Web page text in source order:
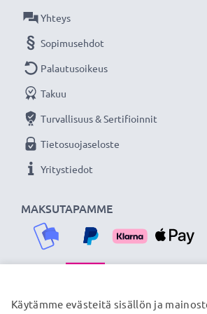
★3 vuoden takuu
Olemme vuonna 2004 perustettu
siksi tarjoamme 36 kuukauden takuun!
MAKSUTAPAMME
Yhteys
Sopimusehdot
Palautusoikeus
Takuu
Turvallisuus & Sertifioinnit
Tietosuojaseloste
Yritystiedot
TOIMITUSKUMPPANIMME
Käytämme evästeitä sisällön ja